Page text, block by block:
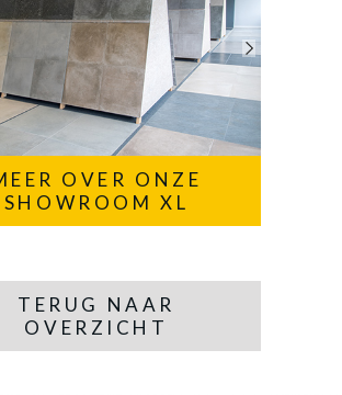
OVER ONZE
SHOWROOM XL
TERUG NAAR
OVERZICHT